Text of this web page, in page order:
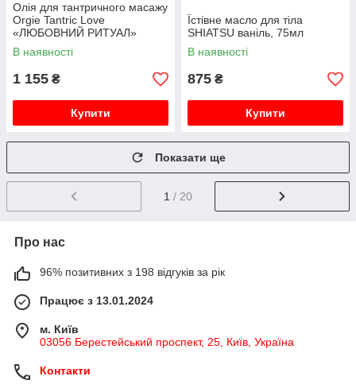
Олія для тантричного масажу
Orgie Tantric Love
«ЛЮБОВНИЙ РИТУАЛ»
В наявності
1 155 ₴
Купити
Їстівне масло для тіла
SHIATSU ваніль, 75мл
В наявності
875 ₴
Купити
Показати ще
1 / 20
Про нас
96% позитивних з 198 відгуків за рік
Працює з 13.01.2024
м. Київ
03056 Берестейський проспект, 25, Київ, Україна
Контакти